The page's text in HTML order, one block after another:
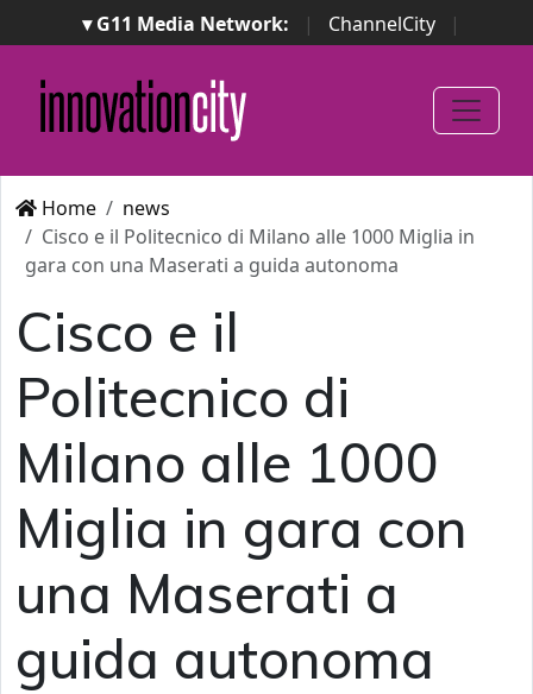
▾ G11 Media Network: | ChannelCity
|
ImpresaCity | SecurityOpenLab | Italian Channel
Awards
Italian Project Awards
Italian Security
Awards
Home
news
Cisco e il Politecnico di Milano alle 1000 Miglia in
gara con una Maserati a guida autonoma
Cisco e il
Politecnico di
Milano alle 1000
Miglia in gara con
una Maserati a
guida autonoma